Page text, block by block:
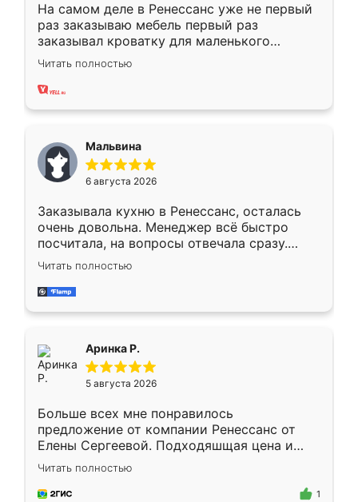
На самом деле в Ренессанс уже не первый
раз заказываю мебель первый раз
заказывал кроватку для маленького
ребёнка при его рождении ,во второй раз
заказал шкаф-купе. По качеству очень
хорошее сборка достаточно быстрая,
меньше, здесь же он более разнообразный.
Мне нравится ,если что-то потребуется из
мебели буду заказывать только здесь.
Читать полностью
Мальвина
6 августа 2026
Заказывала кухню в Ренессанс, осталась
очень довольна. Менеджер всё быстро
посчитала, на вопросы отвечала сразу.
Замерщик приехал в субботу, подошёл к
делу со всей ответственностью. Собрали
за день, ребята работали аккуратно, даже
Читать полностью
Аринка Р.
5 августа 2026
Больше всех мне понравилось
предложение от компании Ренессанс от
Елены Сергеевой. Подходяшщая цена и
короткие сроки изготовления. Приехавший
для замера сотрудник Владислав
предложил по моему эскизу самый
Читать полностью
1